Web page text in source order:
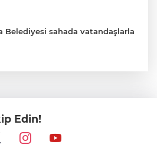
Belediyesi sahada vatandaşlarla
1. FC Nürnberg’in resmi
oldu
Edin!